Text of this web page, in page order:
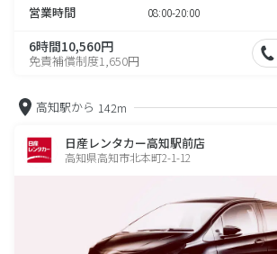
営業時間 08:00-20:00
6時間10,560円
免責補償制度1,650円
高知駅から 142m
日産レンタカー高知駅前店
高知県高知市北本町2-1-12